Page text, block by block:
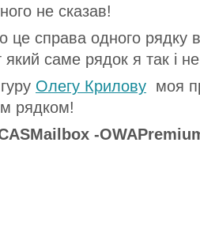
не сказав!
це справа одного рядку
саме рядок я так і
Олегу Крилову моя
рядком!
-